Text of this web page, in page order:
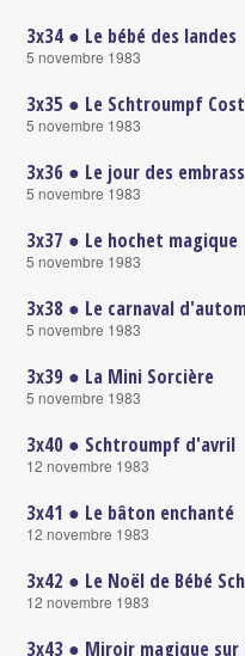
3x34 ● Le bébé des landes
5 novembre 1983
3x35 ● Le Schtroumpf
5 novembre 1983
3x36 ● Le jour des
5 novembre 1983
3x37 ● Le hochet magique
5 novembre 1983
3x38 ● Le carnaval
5 novembre 1983
3x39 ● La Mini Sorcière
5 novembre 1983
3x40 ● Schtroumpf d'avril
12 novembre 1983
3x41 ● Le bâton enchanté
12 novembre 1983
3x42 ● Le Noël de Bébé
12 novembre 1983
3x43 ● Miroir magique sur